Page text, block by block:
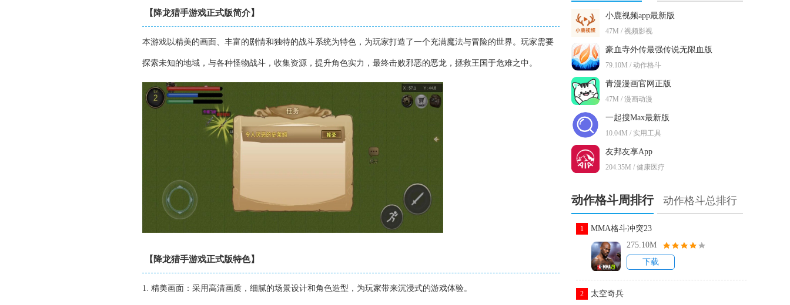
【降龙猎手游戏正式版简介】
本游戏以精美的画面、丰富的剧情和独特的战斗系统为特色，为玩家打造了一个充满魔法与冒险的世界。玩家需要
探索未知的地域，与各种怪物战斗，收集资源，提升角色实力，最终击败邪恶的恶龙，拯救王国于危难之中。
【降龙猎手游戏正式版特色】
1. 精美画面：采用高清画质，细腻的场景设计和角色造型，为玩家带来沉浸式的游戏体验。
小鹿视频app最新版
47M / 视频影视
豪血寺外传最强传说无限血版
79.10M / 动作格斗
青漫漫画官网正版
47M / 漫画动漫
一起搜Max最新版
10.04M / 实用工具
友邦友享App
204.35M / 健康医疗
动作格斗周排行 动作格斗总排行
1
MMA格斗冲突23
275.10M
下载
2 太空奇兵